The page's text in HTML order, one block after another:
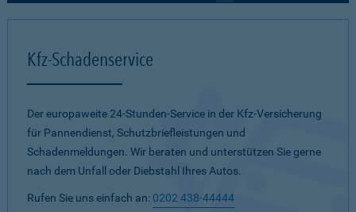
Kfz-Schadenservice
Der europaweite 24-Stunden-Service in der Kfz-Versicherung
für Pannendienst, Schutzbriefleistungen und
Schadenmeldungen. Wir beraten und unterstützen Sie gerne
nach dem Unfall oder Diebstahl Ihres Autos.
Rufen Sie uns einfach an: 0202 438-44444